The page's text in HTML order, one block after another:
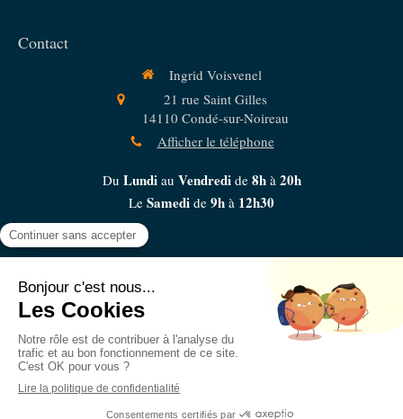
Contact
Ingrid Voisvenel
21 rue Saint Gilles
14110 Condé-sur-Noireau
Afficher le téléphone
Du Lundiau Vendredide 8hà 20h
Le Samedi de 9h à 12h30
Mentions légales
Conditions Générales de Vente
Création et référencement du site par Simplébo
Ce site est parrainé par laChambre Syndicale de la Sophrologie